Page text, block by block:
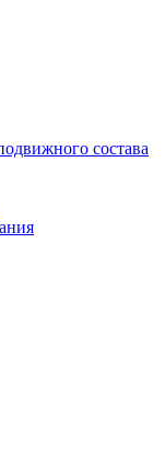
состава